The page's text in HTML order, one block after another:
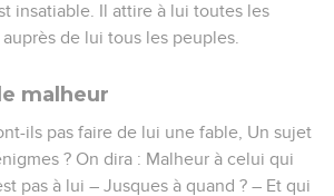
insatiable. Il attire à lui toutes les
de lui tous les peuples.
malheur
ils pas faire de lui une fable, Un sujet
? On dira : Malheur à celui qui
pas à lui – Jusques à quand ? – Et qui